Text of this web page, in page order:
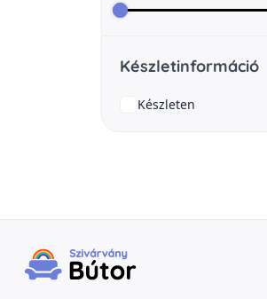
Készletinformáció
Készleten